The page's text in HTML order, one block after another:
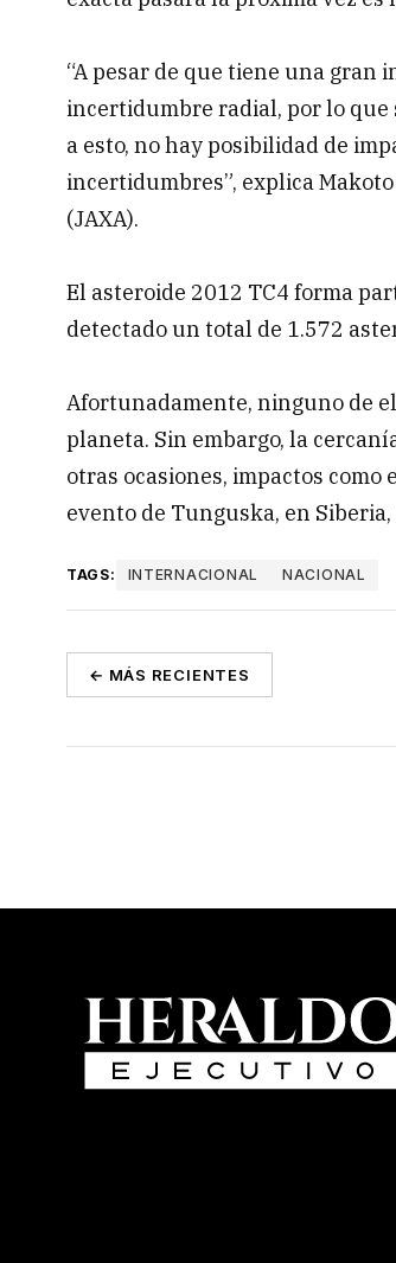
“A pesar de que tiene una gran
incertidumbre radial, por lo que
a esto, no hay posibilidad de
incertidumbres”, explica
(JAXA).
El asteroide 2012 TC4 forma
detectado un total de 1.572
Afortunadamente, ninguno de
planeta. Sin embargo, la
otras ocasiones, impactos
evento de Tunguska, en Siberia,
TAGS: INTERNACIONAL NACIONAL
← MÁS RECIENTES